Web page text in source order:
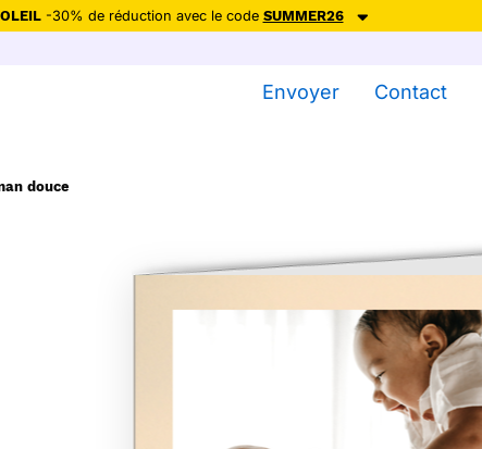
-30% de réduction avec le code SUMMER26
Envoyer Contact
douce